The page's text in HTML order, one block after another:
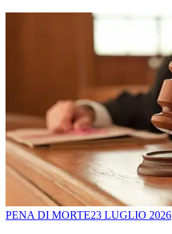
PENA DI MORTE23 LUGLIO 2026